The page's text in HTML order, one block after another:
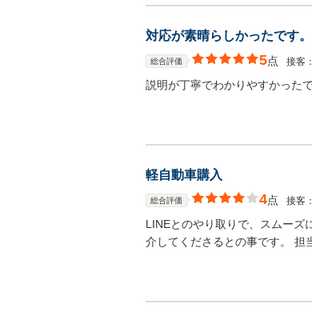
対応が素晴らしかったです。
総合評価 5点 接客：
説明が丁寧でわかりやすかったで
軽自動車購入
総合評価 4点 接客：
LINEとのやり取りで、スムーズ
介してくださるとの事です。 担